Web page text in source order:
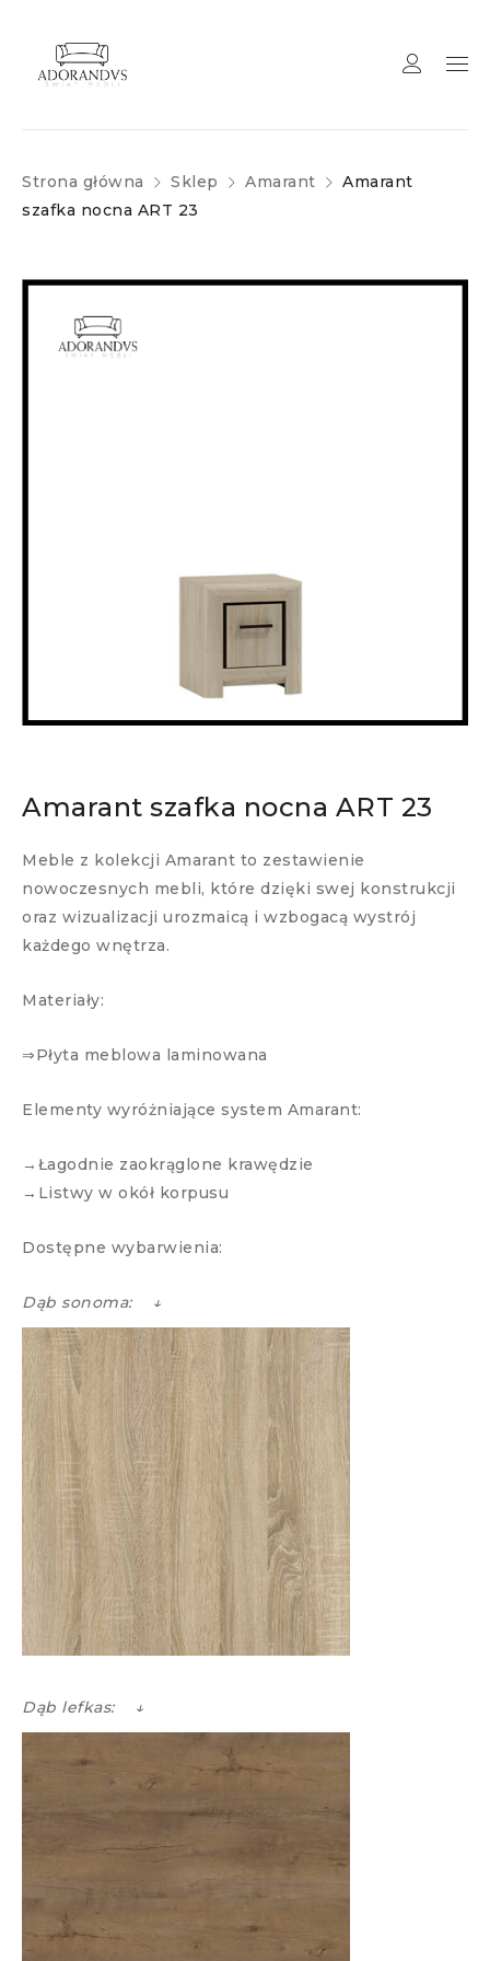
Strona główna Sklep Amarant
Amarant
szafka nocna ART 23
Amarant szafka nocna ART 23
Meble z kolekcji Amarant to zestawienie
nowoczesnych mebli, które dzięki swej konstrukcji
oraz wizualizacji urozmaicą i wzbogacą wystrój
każdego wnętrza.
Materiały:
⇒Płyta meblowa laminowana
Elementy wyróżniające system Amarant:
→Łagodnie zaokrąglone krawędzie
→Listwy w okół korpusu
Dostępne wybarwienia:
Dąb sonoma: ↓
Dąb lefkas: ↓